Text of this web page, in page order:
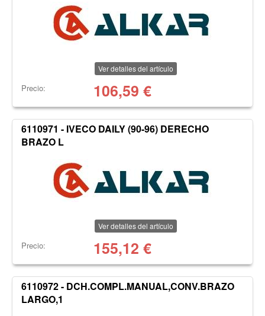
Ver detalles del artículo
Precio: 106,59 €
6110971 - IVECO DAILY (90-96) DERECHO
BRAZO L
Ver detalles del artículo
Precio: 155,12 €
6110972 - DCH.COMPL.MANUAL,CONV.BRAZO
LARGO,1